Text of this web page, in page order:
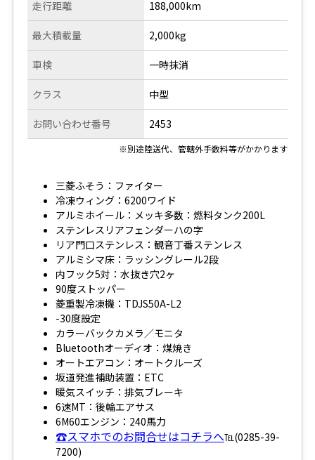
走行距離 188,000km
最大積載量
車検
クラス
お問い合わせ番号
2,000kg
一時抹消
中型
2453
※別途陸送代、管轄外手数料等がかかります
三菱ふそう：ファイター
冷凍ウィング：6200ワイド
アルミホイール：メッキ多数：燃料タンク200L
ステンレスリアフェンダーハの字
リア門口ステンレス：観音丁番ステンレス
アルミシマ床：ラッシングレール2段
内フック5対：水抜き穴2ヶ
90度ストッパー
菱重製冷凍機：TDJS50A-L2
-30度設定
カラーバックカメラ／モニタ
Bluetoothオーディオ：煤焼き
オートエアコン：オートクルーズ
坂道発進補助装置：ETC
暖気スイッチ：排気ブレーキ
6速MT：後輪エアサス
6M60エンジン：240馬力
☎スマホでのお問合せはコチラへ℡(0285-39-
7200)